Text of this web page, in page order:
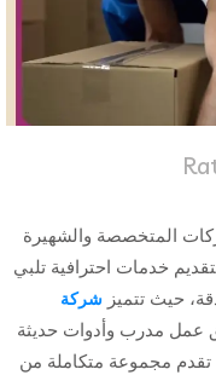
المتخصصة والشهيرة
خدمات احترافية تلبي
حيث تتميز شركة
عمل مدرب وأدوات حديثة
تقدم مجموعة متكاملة من